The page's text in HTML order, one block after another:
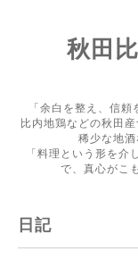
秋田
「余白を整え、信
比内地鶏などの秋田
稀少な地酒
「料理という形を介
で、真心がこ
日記